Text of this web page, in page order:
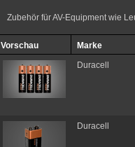
Zubehör für AV-Equipment wie
Vorschau
Marke
Duracell
Duracell